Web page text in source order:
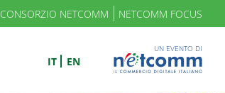
CONSORZIO NETCOMM NETCOMM FOCUS
IT EN
UN EVENTO DI